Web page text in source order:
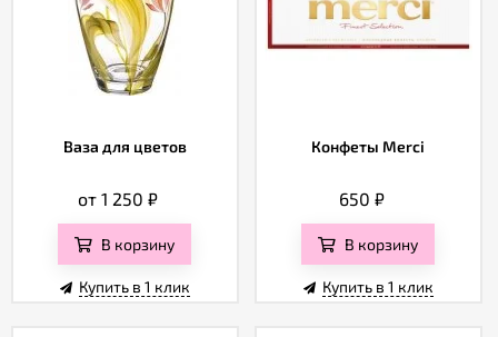
Ваза для цветов
от 1 250₽
В корзину
Купить в 1 клик
Конфеты Merci
650 ₽
В корзину
Купить в 1 клик